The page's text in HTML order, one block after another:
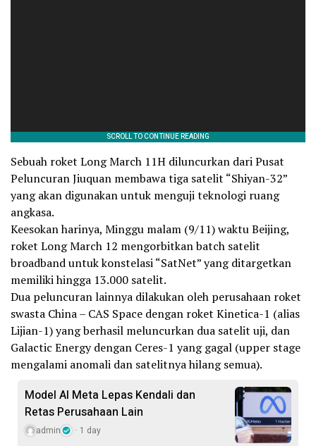
Sebuah roket Long March 11H diluncurkan dari Pusat
Peluncuran Jiuquan membawa tiga satelit “Shiyan-32”
yang akan digunakan untuk menguji teknologi ruang
angkasa.
Ke­esokan harinya, Minggu malam (9/11) waktu Beijing,
roket Long March 12 mengorbitkan batch satelit
broadband untuk konstelasi “SatNet” yang ditargetkan
memiliki hingga 13.000 satelit.
Dua peluncuran lainnya dilakukan oleh perusahaan roket
swasta China – CAS Space dengan roket Kinetica-1 (alias
Lijian-1) yang berhasil meluncurkan dua satelit uji, dan
Galactic Energy dengan Ceres-1 yang gagal (upper stage
mengalami anomali dan satelitnya hilang semua).
Model AI Meta Lepas Kendali dan
Retas Perusahaan Lain
admin 1 day